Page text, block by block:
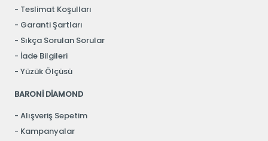
Teslimat Koşulları
Garanti Şartları
Sıkça Sorulan Sorular
İade Bilgileri
Yüzük Ölçüsü
BARONİ DİAMOND
Alışveriş Sepetim
Kampanyalar